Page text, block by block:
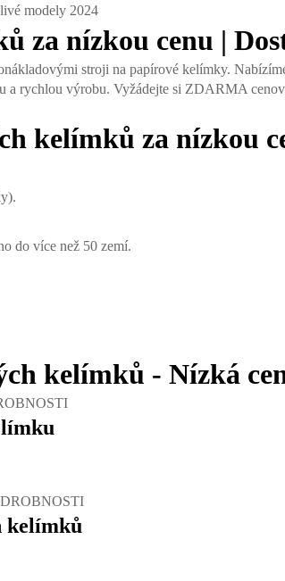
nízkou cenu |
stroji na papírové kelímky.
rychlou výrobu. Vyžádejte si ZDARMA
kelímků za nízkou
do více než 50 zemí.
kelímků - Nízká
kelímků